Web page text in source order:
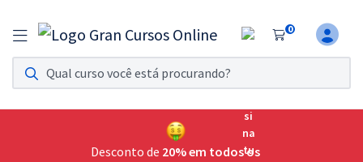
0
Assinatura Ilimitada 11
Acesso a todos os cursos. Teste grátis por 7 dias!
Assinatura OAB Até Passar
Acesso ilimitado a toda preparação para o Exame da
Desconto de 20% em todos os